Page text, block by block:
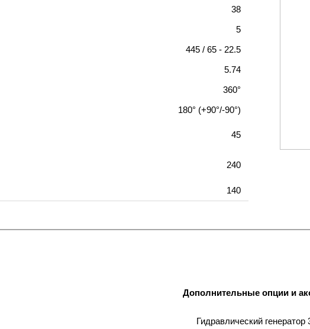
38
5
445 / 65 - 22.5
5.74
360°
180° (+90°/-90°)
45
240
140
Дополнительные опции и
Гидравлический генератор